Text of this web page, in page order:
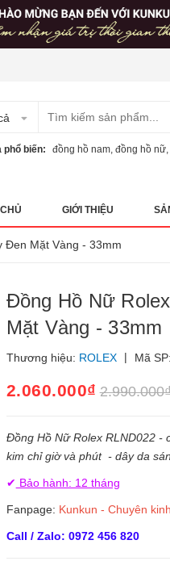
phổ biến: đồng hồ nam đồng hồ nữ
GIỚI THIỆU
Đen Mặt Vàng - 33mm
Đồng Hồ Nữ
Mặt Vàng - 33mm
Thương hiệu: ROLEX | Mã SP:
2.060.000₫
Đồng Hồ Nữ Rolex RLND022 -
kim chỉ giờ và phút - dây da
✔ Bảo hành: 12 tháng
Fanpage: Kunkun - Chuyên
Call / Zalo: 0972 456 820